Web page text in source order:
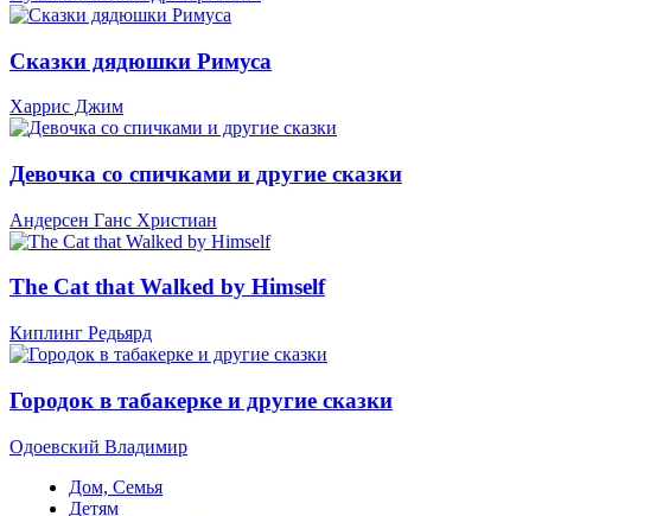
Сказки дядюшки Римуса
Харрис Джим
Девочка со спичками и другие сказки
Андерсен Ганс Христиан
The Cat that Walked by Himself
Киплинг Редьярд
Городок в табакерке и другие сказки
Одоевский Владимир
Дом, Семья
Детям